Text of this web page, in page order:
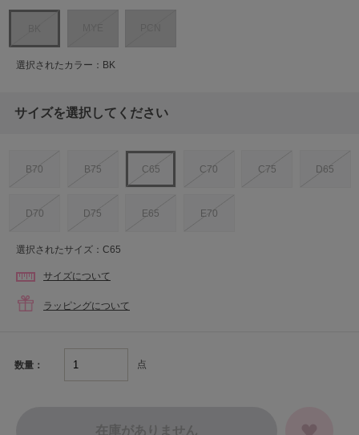
選択されたカラー：BK
サイズを選択してください
B70 B75 C65 C70 C75 D65
D70 D75 E65 E70
選択されたサイズ：C65
サイズについて
ラッピングについて
数量： 点
在庫がありません